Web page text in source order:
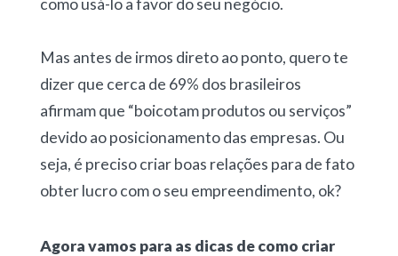
Mas antes de irmos direto ao ponto, quero te
dizer que cerca de 69% dos brasileiros
afirmam que “boicotam produtos ou serviços”
devido ao posicionamento das empresas. Ou
seja, é preciso criar boas relações para de fato
obter lucro com o seu empreendimento, ok?
Agora vamos para as dicas de como criar